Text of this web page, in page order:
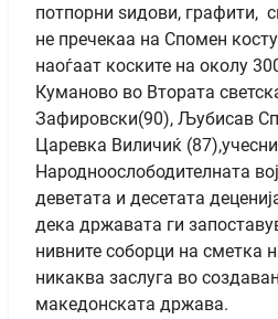
потпорни ѕидови, графити,
не пречекаа на Спомен
наоѓаат коските на околу
Куманово во Втората
Зафировски(90), Љубисав
Царевка Виличиќ
Народноослободителната
деветата и десетата
дека државата ги
нивните соборци на сметка
никаква заслуга во
македонската држава.